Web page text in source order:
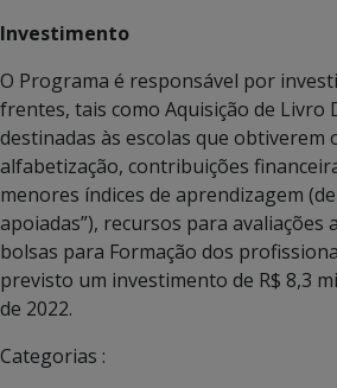
Investimento
O Programa é responsável por
frentes, tais como Aquisição de Livro
destinadas às escolas que obtiverem
alfabetização, contribuições
menores índices de aprendizagem
apoiadas”), recursos para avaliações
bolsas para Formação dos
previsto um investimento de R$ 8,3
de 2022.
Categorias :